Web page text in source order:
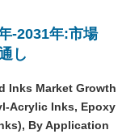
-2031年:市場
し
Inks Market Growth
Acrylic Inks, Epoxy
By Application